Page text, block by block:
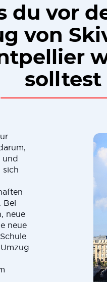
du vor
von
solltest
und
sich
Bei
neue
neue